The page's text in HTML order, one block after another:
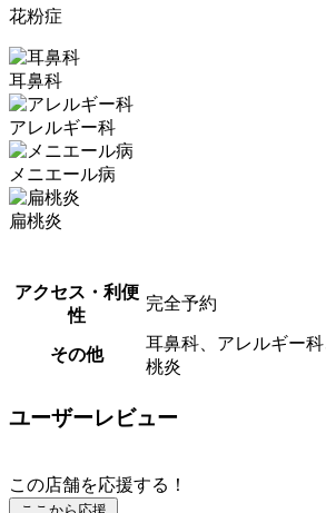
花粉症
耳鼻科
アレルギー科
メニエール病
扁桃炎
アクセス・利便
性
完全予約
その他
耳鼻科、アレルギー
桃炎
ユーザーレビュー
この店舗を応援する！